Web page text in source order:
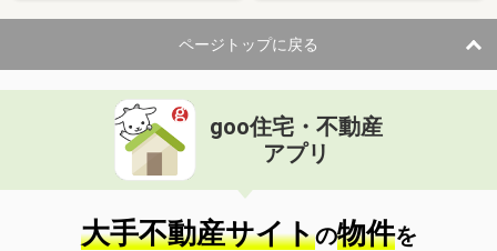
ページトップに戻る
goo住宅・不動産
アプリ
大手不動産サイトの物件を